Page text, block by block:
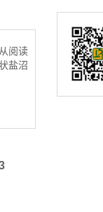
阅读
盐沼